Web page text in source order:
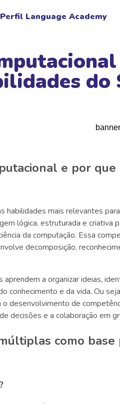
Perfil Language Academy
do
e por
habilidades mais relevantes
lógica, estruturada e criativa
da computação. Essa
decomposição,
a organizar ideias,
conhecimento e da vida. Ou
desenvolvimento de
decisões e a colaboração em
como base